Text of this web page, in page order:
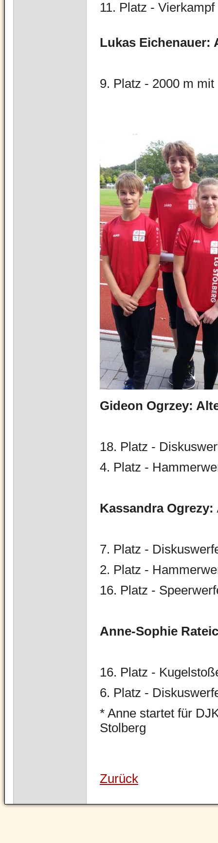
11. Platz -
Lukas Eichenauer:
9. Platz - 2000 m mit
Gid eon Ogrzey:
18. Platz -
4. Platz -
Kassandra Ogrezy:
7. Platz -
2. Platz -
16. Platz -
Anne-Sophie
16. Platz -
6. Platz -
* Anne startet für
Stolberg
Zurück
Navigation